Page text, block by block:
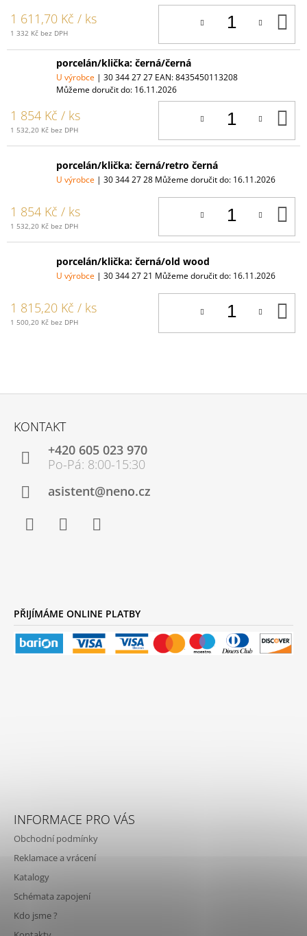
1 611,70 Kč / ks
1 332 Kč bez DPH
porcelán/klička: černá/černá
U výrobce | 30 344 27 27 EAN:8435450113208
Můžeme doručit do: 16.11.2026
1 854 Kč / ks
1 532,20 Kč bez DPH
porcelán/klička: černá/retro černá
U výrobce | 30 344 27 28 Můžeme doručit do: 16.11.2026
1 854 Kč / ks
1 532,20 Kč bez DPH
porcelán/klička: černá/old wood
U výrobce | 30 344 27 21 Můžeme doručit do: 16.11.2026
1 815,20 Kč / ks
1 500,20 Kč bez DPH
Z
KONTAKT
+420 605 023 970
asistent@neno.cz
PŘIJÍMÁME ONLINE PLATBY
INFORMACE PRO VÁS
Obchodní podmínky
Reklamace a vrácení
Katalogy
Schémata zapojení
Kdo jsme ?